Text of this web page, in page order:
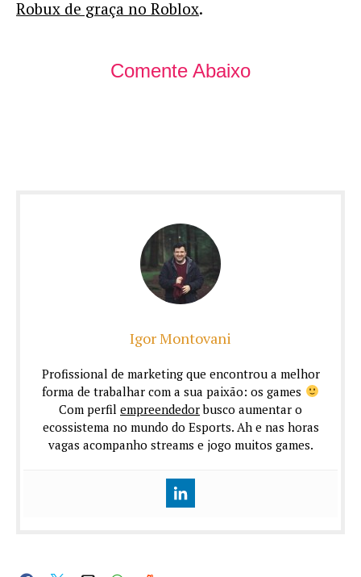
Robux de graça no Roblox.
Comente Abaixo
Igor Montovani
Profissional de marketing que encontrou a melhor
forma de trabalhar com a sua paixão: os games
Com perfil empreendedorbusco aumentar o
ecossistema no mundo do Esports. Ah e nas horas
vagas acompanho streams e jogo muitos games.